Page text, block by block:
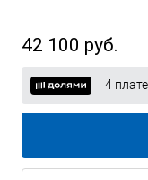
42 100 руб.
4